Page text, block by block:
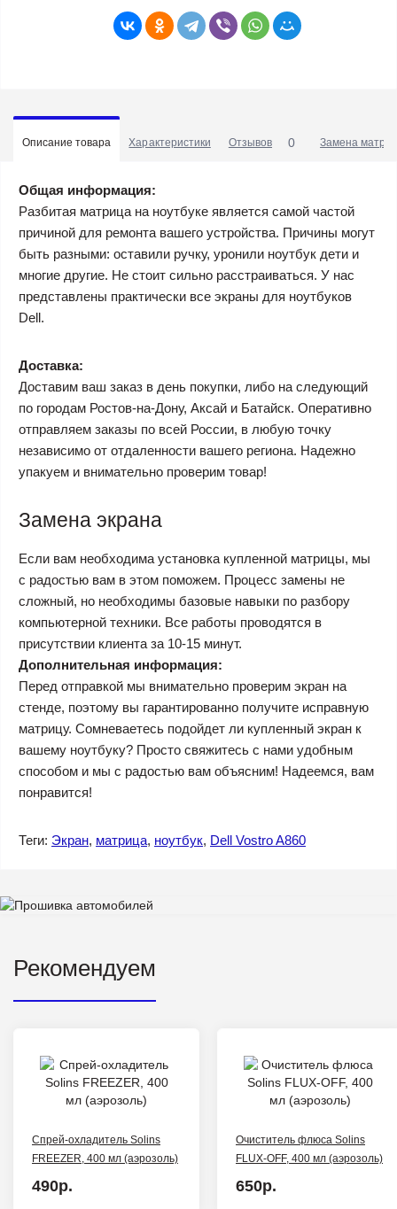
Описание товара Характеристики Отзывов 0 Замена
Общая информация:
Разбитая матрица на ноутбуке является самой частой
причиной для ремонта вашего устройства. Причины могут
быть разными: оставили ручку, уронили ноутбук дети и
многие другие. Не стоит сильно расстраиваться. У нас
представлены практически все экраны для ноутбуков
Dell.
Доставка:
Доставим ваш заказ в день покупки, либо на следующий
по городам Ростов-на-Дону, Аксай и Батайск. Оперативно
отправляем заказы по всей России, в любую точку
независимо от отдаленности вашего региона. Надежно
упакуем и внимательно проверим товар!
Замена экрана
Если вам необходима установка купленной матрицы, мы
с радостью вам в этом поможем. Процесс замены не
сложный, но необходимы базовые навыки по разбору
компьютерной техники. Все работы проводятся в
присутствии клиента за 10-15 минут.
Дополнительная информация:
Перед отправкой мы внимательно проверим экран на
стенде, поэтому вы гарантированно получите исправную
матрицу. Сомневаетесь подойдет ли купленный экран к
вашему ноутбуку? Просто свяжитесь с нами удобным
способом и мы с радостью вам объясним! Надеемся, вам
понравится!
Теги: Экран, матрица, ноутбук, Dell Vostro A860
Рекомендуем
Спрей-охладитель Solins
FREEZER, 400 мл (аэрозоль)
490р.
Очиститель флюса Solins
FLUX-OFF, 400 мл (аэрозоль)
650р.